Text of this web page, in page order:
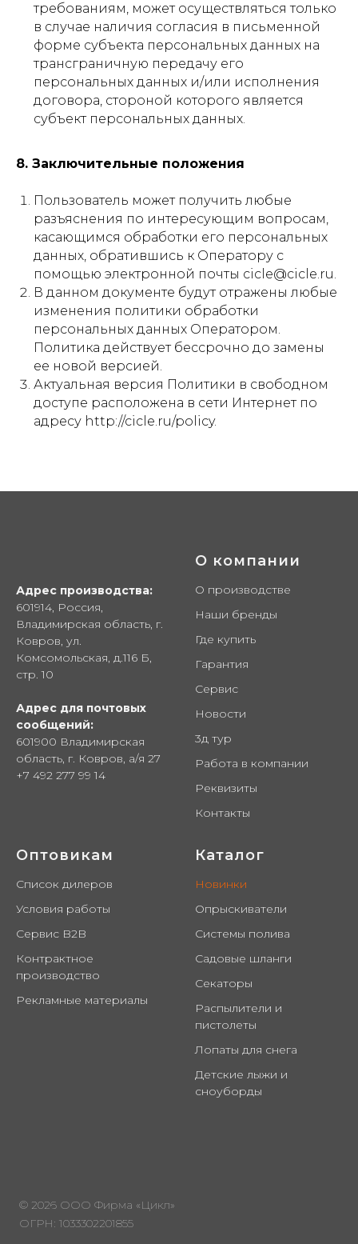
требованиям, может осуществляться только
в случае наличия согласия в письменной
форме субъекта персональных данных на
трансграничную передачу его
персональных данных и/или исполнения
договора, стороной которого является
субъект персональных данных.
8. Заключительные положения
Пользователь может получить любые
разъяснения по интересующим вопросам,
касающимся обработки его персональных
данных, обратившись к Оператору с
помощью электронной почты cicle@cicle.ru.
В данном документе будут отражены любые
изменения политики обработки
персональных данных Оператором.
Политика действует бессрочно до замены
ее новой версией.
Актуальная версия Политики в свободном
доступе расположена в сети Интернет по
адресу http://cicle.ru/policy.
Адрес производства:
601914, Россия,
Владимирская область, г.
Ковров, ул.
Комсомольская, д.116 Б,
стр. 10
Адрес для почтовых
сообщений:
601900 Владимирская
область, г. Ковров, а/я 27
+7 492 277 99 14
О компании
О производстве
Наши бренды
Где купить
Гарантия
Сервис
Новости
3д тур
Работа в компании
Реквизиты
Контакты
Оптовикам
Список дилеров
Условия работы
Сервис B2B
Контрактное
производство
Рекламные материалы
Каталог
Новинки
Опрыскиватели
Системы полива
Садовые шланги
Секаторы
Распылители и
пистолеты
Лопаты для снега
Детские лыжи и
сноуборды
© 2026 ООО Фирма «Цикл»
ОГРН: 1033302201855